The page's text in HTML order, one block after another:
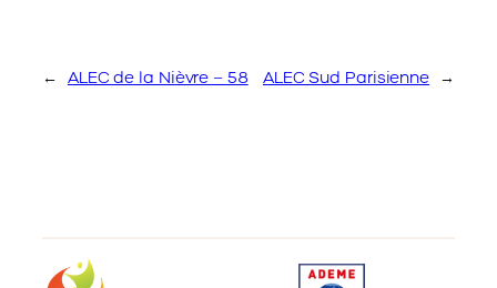
← ALEC de la Nièvre – 58 ALEC Sud Parisienne →